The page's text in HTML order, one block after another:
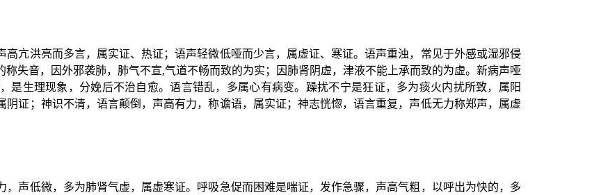
亢洪亮而多言，属实证、热证；语声轻微低哑而少言，属虚证、寒证。语声重浊，常见于外感或湿邪侵
失音，因外邪袭肺，肺气不宣,气道不畅而致的为实；因肺肾阴虚，津液不能上承而致的为虚。新病声哑
是生理现象，分娩后不治自愈。语言错乱，多属心有病变。躁扰不宁是狂证，多为痰火内扰所致，属阳
证；神识不清，语言颠倒，声高有力，称谵语，属实证；神志恍惚，语言重复，声低无力称郑声，属虚
声低微，多为肺肾气虚，属虚寒证。呼吸急促而困难是喘证，发作急骤，声高气粗，以呼出为快的，多